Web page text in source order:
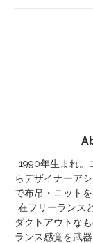
1990年生まれ。
らデザイナーア
で布帛・ニット
在フリーランス
ダクトアウトな
ランス感覚を武